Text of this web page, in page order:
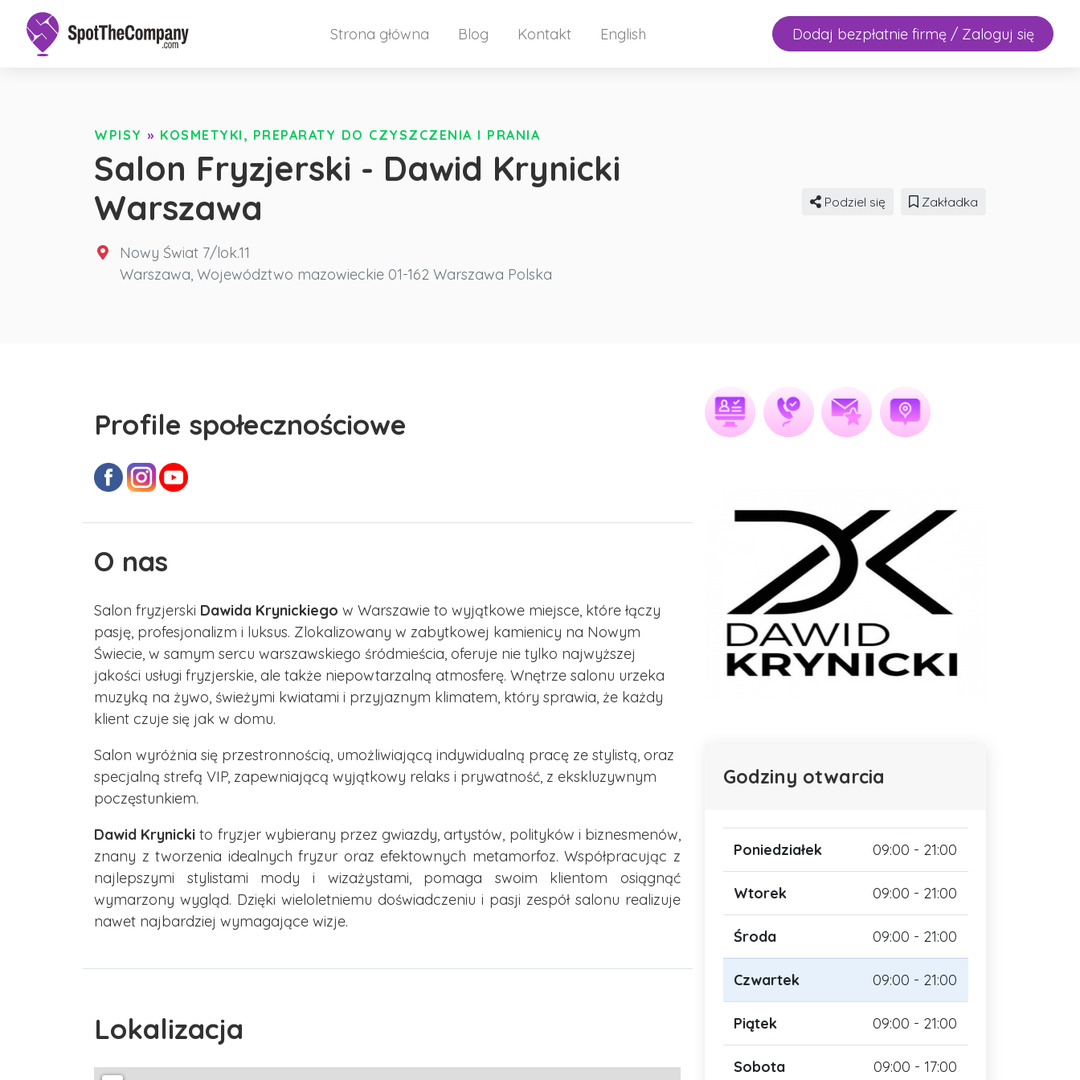
Strona główna Blog Kontakt English Dodaj bezpłatnie firmę / Zaloguj się
WPISY » KOSMETYKI, PREPARATY DO CZYSZCZENIA I PRANIA
Salon Fryzjerski - Dawid Krynicki
Warszawa
Nowy Świat 7/lok.11
Warszawa, Województwo mazowieckie 01-162 Warszawa Polska
Podziel się Zakładka
Profile społecznościowe
O nas
Salon fryzjerski Dawida Krynickiego w Warszawie to wyjątkowe miejsce, które łączy
pasję, profesjonalizm i luksus. Zlokalizowany w zabytkowej kamienicy na Nowym
Świecie, w samym sercu warszawskiego śródmieścia, oferuje nie tylko najwyższej
jakości usługi fryzjerskie, ale także niepowtarzalną atmosferę. Wnętrze salonu urzeka
muzyką na żywo, świeżymi kwiatami i przyjaznym klimatem, który sprawia, że każdy
klient czuje się jak w domu.
Salon wyróżnia się przestronnością, umożliwiającą indywidualną pracę ze stylistą, oraz
specjalną strefą VIP, zapewniającą wyjątkowy relaks i prywatność, z ekskluzywnym
poczęstunkiem.
Dawid Krynicki to fryzjer wybierany przez gwiazdy, artystów, polityków i biznesmenów,
znany z tworzenia idealnych fryzur oraz efektownych metamorfoz. Współpracując z
najlepszymi stylistami mody i wizażystami, pomaga swoim klientom osiągnąć
wymarzony wygląd. Dzięki wieloletniemu doświadczeniu i pasji zespół salonu realizuje
nawet najbardziej wymagające wizje.
Lokalizacja
Godziny otwarcia
Poniedziałek 09:00 - 21:00
Wtorek 09:00 - 21:00
Środa 09:00 - 21:00
Czwartek 09:00 - 21:00
Piątek 09:00 - 21:00
Sobota 09:00 - 17:00